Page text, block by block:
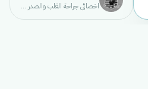
اخصائي جراحة القلب والصدر والاوعية